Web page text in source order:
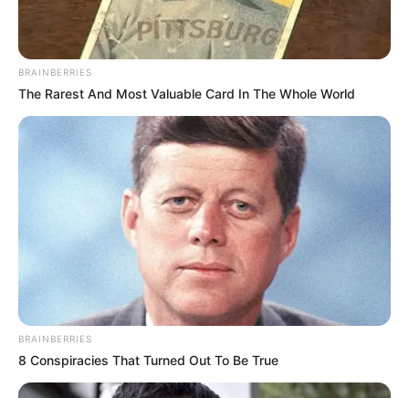
BRAINBERRIES
The Rarest And Most Valuable Card In The Whole World
BRAINBERRIES
8 Conspiracies That Turned Out To Be True